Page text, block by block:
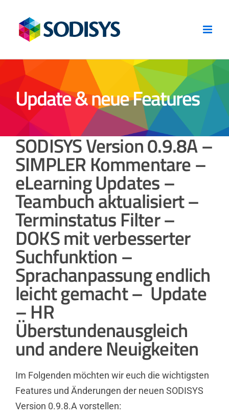
Inhalt
springen
Update & neue Features
SODISYS Version 0.9.8A –
SIMPLER Kommentare –
eLearning Updates –
Teambuch aktualisiert –
Terminstatus Filter –
DOKS mit verbesserter
Suchfunktion –
Sprachanpassung endlich
leicht gemacht – Update
– HR
Überstundenausgleich
und andere Neuigkeiten
Im Folgenden möchten wir euch die wichtigsten
Features und Änderungen der neuen SODISYS
Version 0.9.8.A vorstellen: